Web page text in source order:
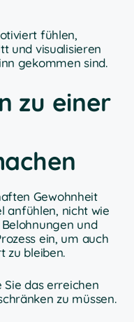
fühlen,
und visualisieren
gekommen sind.
zu einer
Gewohnheit
anfühlen, nicht wie
und
ein, um auch
zu bleiben.
Sie das erreichen
zu müssen.